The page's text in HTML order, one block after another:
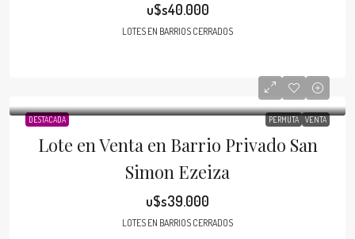
u$s40.000
LOTES EN BARRIOS CERRADOS
DESTACADA PERMUTA VENTA
Lote en Venta en Barrio Privado San
Simon Ezeiza
u$s39.000
LOTES EN BARRIOS CERRADOS